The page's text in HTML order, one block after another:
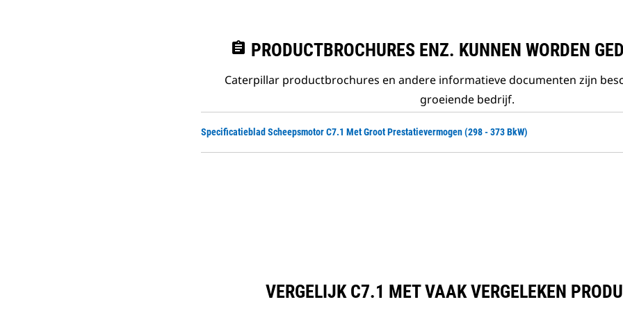
assignment PRODUCTBROCHURES ENZ. KUNNEN WORDEN
Caterpillar productbrochures en andere informatieve documenten zijn
groeiende bedrijf.
Specificatieblad Scheepsmotor C7.1 Met Groot Prestatievermogen (298 - 373 BkW)
VERGELIJK C7.1 MET VAAK VERGELEKEN